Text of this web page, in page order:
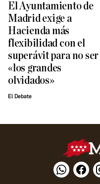
El Ayuntamiento de
Madrid exige a
Hacienda más
flexibilidad con el
superávit para no ser
«los grandes
olvidados»
El Debate